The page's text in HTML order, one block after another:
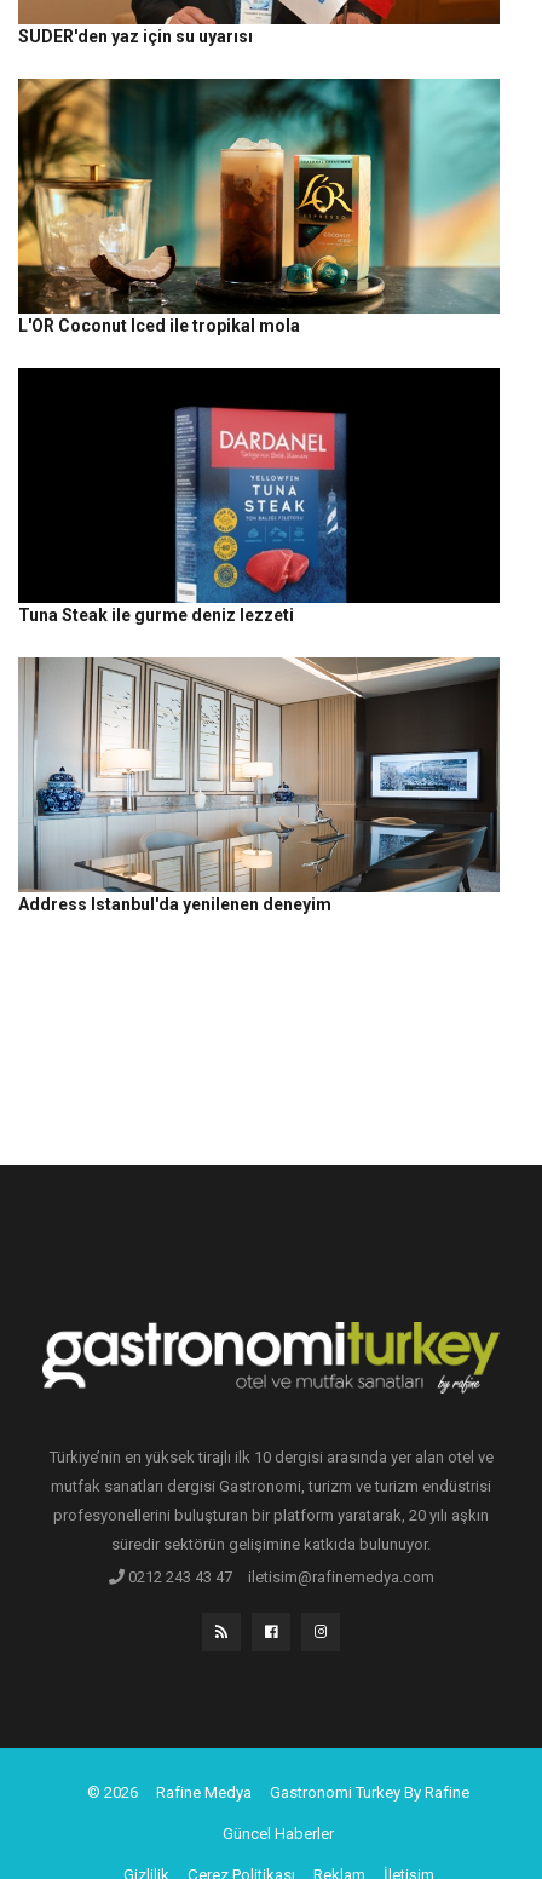
SUDER'den yaz için su uyarısı
L'OR Coconut Iced ile tropikal mola
Tuna Steak ile gurme deniz lezzeti
Address Istanbul'da yenilenen deneyim
Türkiye’nin en yüksek tirajlı ilk 10 dergisi arasında yer alan otel ve
mutfak sanatları dergisi Gastronomi, turizm ve turizm endüstrisi
profesyonellerini buluşturan bir platform yaratarak, 20 yılı aşkın
süredir sektörün gelişimine katkıda bulunuyor.
0212 243 43 47
iletisim@rafinemedya.com
© 2026 Rafine Medya Gastronomi Turkey By Rafine
Güncel Haberler
Gizlilik Çerez Politikası Reklam İletişim